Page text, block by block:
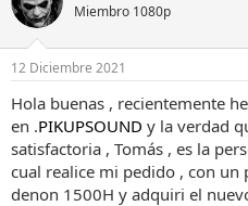
Miembro 1080p
12 Diciembre 2021
Hola buenas , recientemente
en .PIKUPSOUND y la verdad
satisfactoria , Tomás , es la
cual realice mi pedido , con
denon 1500H y adquiri el